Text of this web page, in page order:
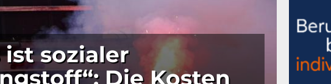
ist sozialer
Die Kosten